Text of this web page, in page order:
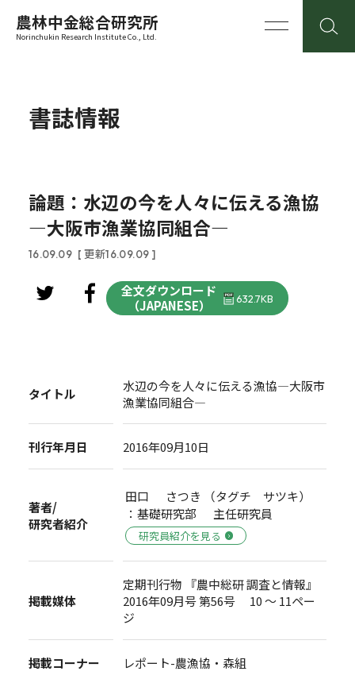
農林中金総合研究所
Norinchukin Research Institute Co., Ltd.
書誌情報
論題：水辺の今を人々に伝える漁協
―大阪市漁業協同組合―
16.09.09 [ 更新16.09.09 ]
全文ダウンロード
（JAPANESE）
632.7KB
タイトル
水辺の今を人々に伝える漁協―大阪市
漁業協同組合―
刊行年月日 2016年09月10日
著者/
研究者紹介
田口 さつき （タグチ サツキ）
：基礎研究部 主任研究員
研究員紹介を見る
掲載媒体
定期刊行物 『農中総研 調査と情報』
2016年09月号 第56号 10 ～ 11ペー
ジ
掲載コーナー レポート-農漁協・森組